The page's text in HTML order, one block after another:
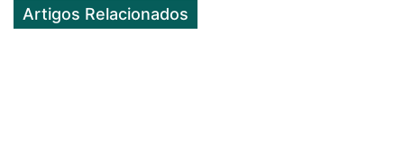
Artigos Relacionados